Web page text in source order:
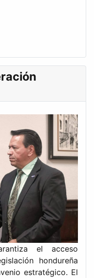
el acceso
hondureña
estratégico. El